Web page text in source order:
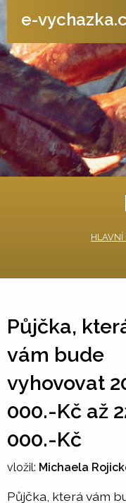
e-
HLAVNÍ
Půjčka,
vám bude
vyhovovat
000.-Kč až
000.-Kč
vložil: Michaela
Půjčka, která vám